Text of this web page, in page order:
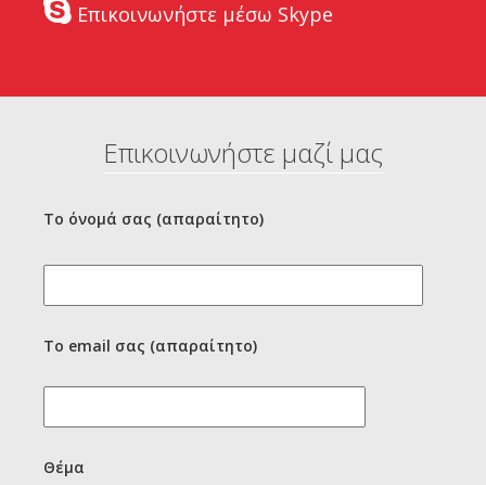
Επικοινωνήστε μέσω Skype
Επικοινωνήστε μαζί μας
Το όνομά σας (απαραίτητο)
Το email σας (απαραίτητο)
Θέμα